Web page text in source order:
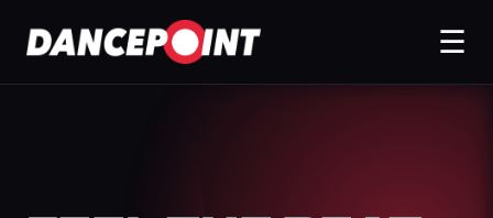
☰